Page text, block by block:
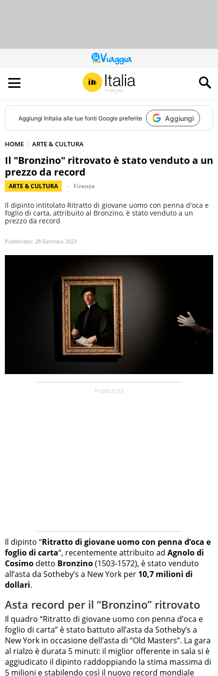
QUESTO
SITO
CONTRIBUISCE
ALL’AUDIENCE
DI
Aggiungi InItalia alle tue fonti Google preferite Aggiungi
HOME ARTE & CULTURA
Il "Bronzino" ritrovato è stato venduto a un
prezzo da record
ARTE & CULTURA Firenze
Il dipinto intitolato Ritratto di giovane uomo con penna d'oca e
foglio di carta, attribuito al Bronzino, è stato venduto a un
prezzo da record
Pubblicato: 28 Gennaio 2023
Il dipinto “Ritratto di giovane uomo con penna d’oca e
foglio di carta“, recentemente attribuito ad Agnolo di
Cosimo detto Bronzino(1503-1572), è stato venduto
all’asta da Sotheby’s a New York per 10,7 milioni di
dollari.
Asta record per il “Bronzino” ritrovato
Il quadro “Ritratto di giovane uomo con penna d’oca e
foglio di carta” è stato battuto all’asta da Sotheby’s a
New York in occasione dell’asta di “Old Masters”. La gara
al rialzo è durata 5 minuti: il miglior offerente in sala si è
aggiudicato il dipinto raddoppiando la stima massima di
5 milioni e stabilendo così il nuovo record mondiale